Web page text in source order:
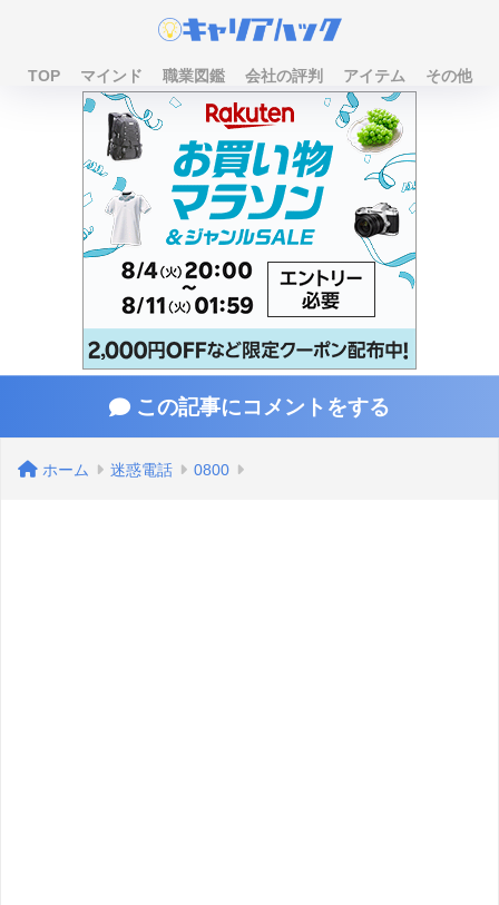
TOP マインド 職業図鑑 会社の評判 アイテム その他
この記事にコメントをする
ホーム 迷惑電話 0800